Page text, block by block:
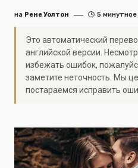
на Рене Уолтон 5
Это автоматический
английской версии.
избежать ошибок,
заметите неточность. Мы
постараемся исправить